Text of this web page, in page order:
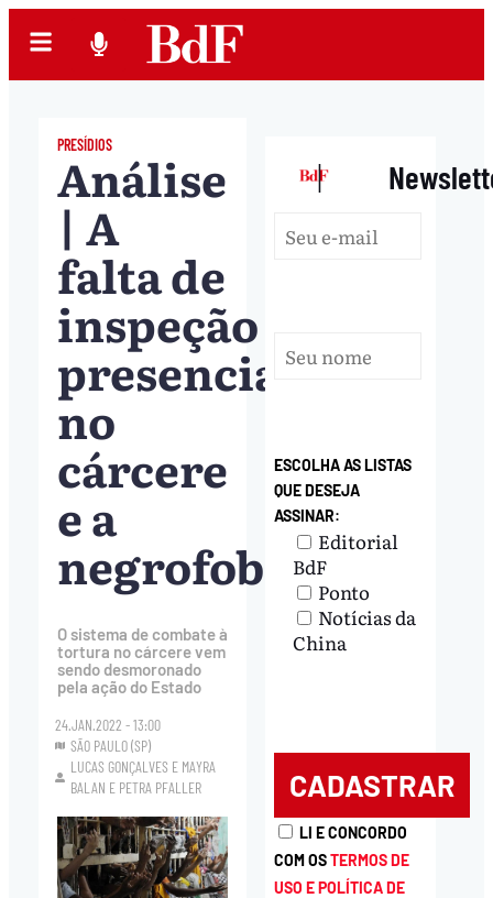
PRESÍDIOS
Análise
| A
falta de
inspeção
presencial
no
cárcere
e a
negrofobia
O sistema de combate à
tortura no cárcere vem
sendo desmoronado
pela ação do Estado
24.JAN.2022 - 13:00
SÃO PAULO (SP)
LUCAS GONÇALVES E MAYRA
BALAN E PETRA PFALLER
|
ESCOLHA AS LISTAS
QUE DESEJA
ASSINAR:
Editorial
BdF
Ponto
Notícias da
China
LI E CONCORDO
COM OSTERMOS DE
USO E POLÍTICA DE